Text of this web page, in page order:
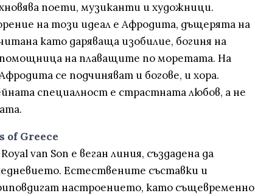
поети, музиканти и художници.
на този идеал е Афродита, дъщерята на
като даряваща изобилие, богиня на
на плаващите по моретата. На
се подчиняват и богове, и хора.
специалност е страстната любов, а не
of Greece
van Son е веган линия, създадена да
Естествените съставки и
настроението, като същевременно